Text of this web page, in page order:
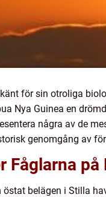
för sin otroliga
Nya Guinea en
några av de
genomgång av
Fåglarna på
östat belägen i Stilla